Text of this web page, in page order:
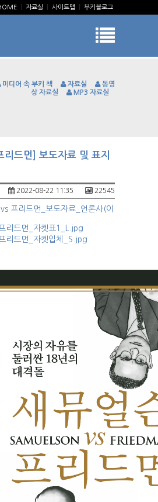
자료실 사이트맵 부키블로그
미디어 속 부키 책 자료실
동영
상 자료실
MP3 자료실
리드먼] 보도자료 및 표지
22545
2022-08-22 11:35
프리드먼_보도자료_언론사(이
리드먼_자켓표1_L.jpg
리드먼_자켓입체_S.jpg